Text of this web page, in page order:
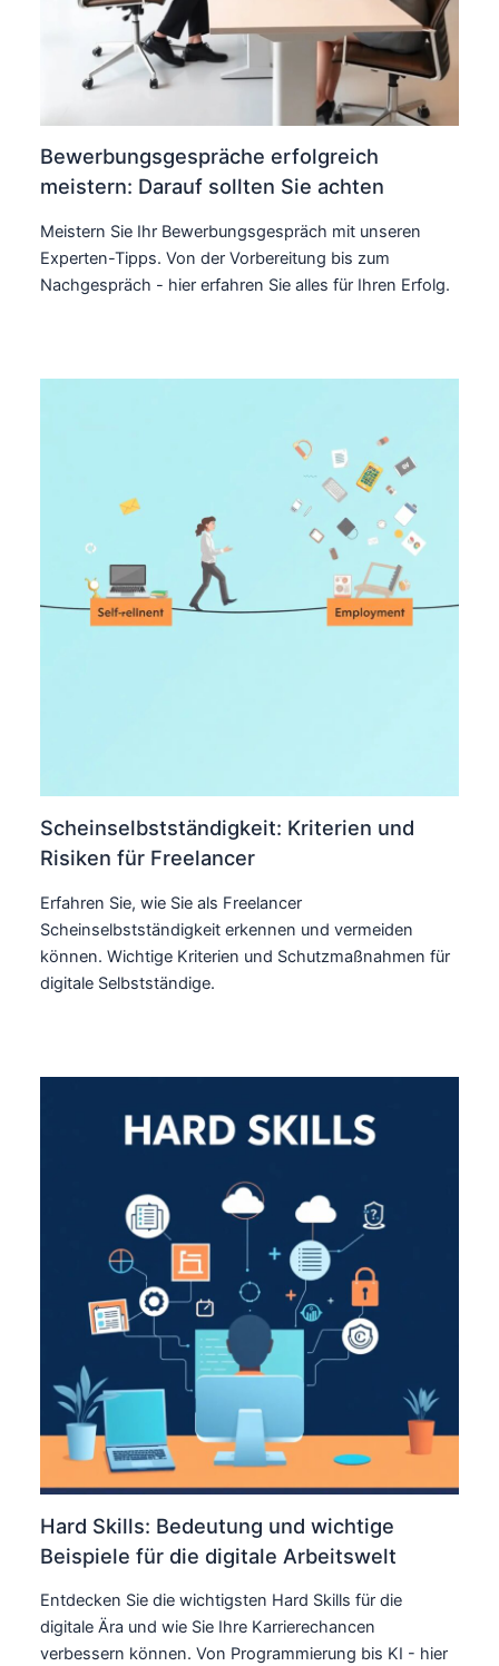
Bewerbungsgespräche erfolgreich
meistern: Darauf sollten Sie achten
Meistern Sie Ihr Bewerbungsgespräch mit unseren
Experten-Tipps. Von der Vorbereitung bis zum
Nachgespräch - hier erfahren Sie alles für Ihren Erfolg.
Scheinselbstständigkeit: Kriterien und
Risiken für Freelancer
Erfahren Sie, wie Sie als Freelancer
Scheinselbstständigkeit erkennen und vermeiden
können. Wichtige Kriterien und Schutzmaßnahmen für
digitale Selbstständige.
Hard Skills: Bedeutung und wichtige
Beispiele für die digitale Arbeitswelt
Entdecken Sie die wichtigsten Hard Skills für die
digitale Ära und wie Sie Ihre Karrierechancen
verbessern können. Von Programmierung bis KI - hier